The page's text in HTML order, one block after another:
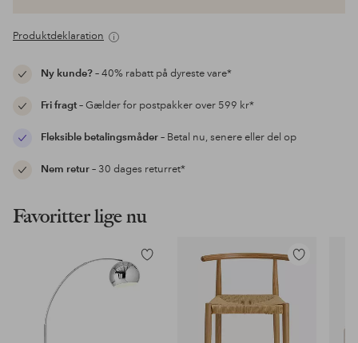
Produktdeklaration
Ny kunde?– 40% rabatt på dyreste vare*
Fri fragt– Gælder for postpakker over 599 kr*
Fleksible betalingsmåder– Betal nu, senere eller del op
Nem retur– 30 dages returret*
Favoritter lige nu
Tilføj
til
Tilføj